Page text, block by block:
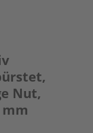
Nut,
mm